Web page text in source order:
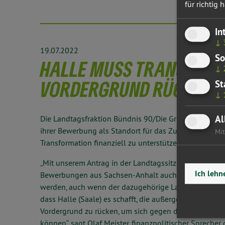
19.07.2022
HALLE MUSS
VORDERGRUND RÜCKEN
Die Landtagsfraktion Bündnis 90/Die Grünen
ihrer Bewerbung als Standort für das
Transformation finanziell zu unterstützen.
„Mit unserem Antrag in der Landtagssitzung im
Bewerbungen aus Sachsen-Anhalt auch finanziell zu
werden, auch wenn der dazugehörige
dass Halle (Saale) es schafft, die außergewöhnliche
Vordergrund zu rücken, um sich gegen die
können“, sagt Olaf Meister, finanzpolitischer
für richtig
↓
↓
↓
Ich